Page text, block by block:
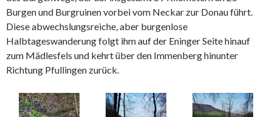
Burgen und Burgruinen vorbei vom Neckar zur Donau führt.
Diese abwechslungsreiche, aber burgenlose
Halbtageswanderung folgt ihm auf der Eninger Seite hinauf
zum Mädlesfels und kehrt über den Immenberg hinunter
Richtung Pfullingen zurück.